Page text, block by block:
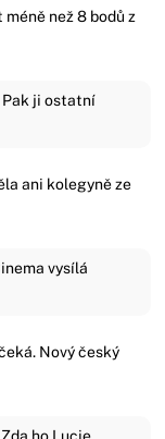
než 8 bodů z
Pak ji ostatní
ani kolegyně ze
vysílá
Nový český